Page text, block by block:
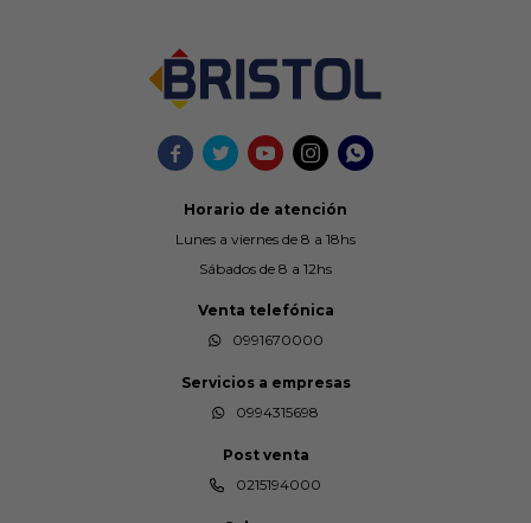
    
Horario de atención
Lunes a viernes de 8 a 18hs
Sábados de 8 a 12hs
Venta telefónica
0991670000
Servicios a empresas
0994315698
Post venta
0215194000